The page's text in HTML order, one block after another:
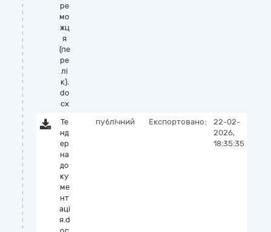
ре
мо
жц
я
(пе
ре
лі
к).
do
cx
Те
нд
ер
на
до
ку
ме
нт
аці
я.d
публічний Експортовано:
22-02-
2026,
18:35:35